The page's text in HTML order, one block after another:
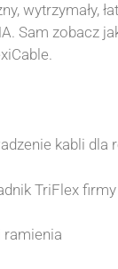
wytrzymały,
Sam zobacz
kabli dla
TriFlex
ramienia